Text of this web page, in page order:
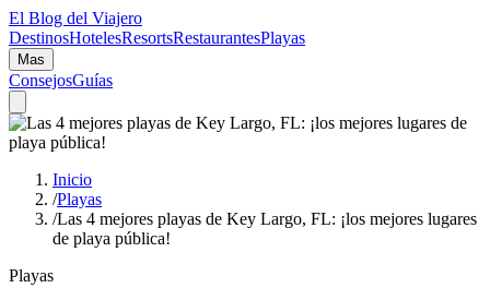
El Blog del Viajero
DestinosHotelesResortsRestaurantesPlayas
Mas
ConsejosGuías
Inicio
/Playas
/Las 4 mejores playas de Key Largo, FL: ¡los mejores lugares
de playa pública!
Playas